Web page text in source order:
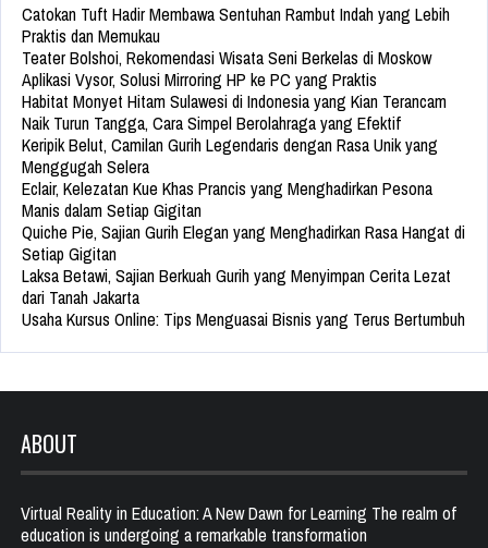
Catokan Tuft Hadir Membawa Sentuhan Rambut Indah yang Lebih
Praktis dan Memukau
Teater Bolshoi, Rekomendasi Wisata Seni Berkelas di Moskow
Aplikasi Vysor, Solusi Mirroring HP ke PC yang Praktis
Habitat Monyet Hitam Sulawesi di Indonesia yang Kian Terancam
Naik Turun Tangga, Cara Simpel Berolahraga yang Efektif
Keripik Belut, Camilan Gurih Legendaris dengan Rasa Unik yang
Menggugah Selera
Eclair, Kelezatan Kue Khas Prancis yang Menghadirkan Pesona
Manis dalam Setiap Gigitan
Quiche Pie, Sajian Gurih Elegan yang Menghadirkan Rasa Hangat di
Setiap Gigitan
Laksa Betawi, Sajian Berkuah Gurih yang Menyimpan Cerita Lezat
dari Tanah Jakarta
Usaha Kursus Online: Tips Menguasai Bisnis yang Terus Bertumbuh
ABOUT
Virtual Reality in Education: A New Dawn for Learning The realm of
education is undergoing a remarkable transformation